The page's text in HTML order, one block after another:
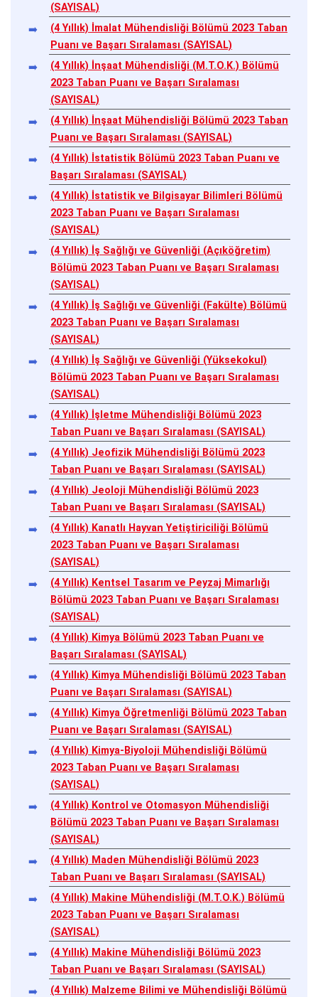
(SAYISAL)
(4 Yıllık) İmalat Mühendisliği Bölümü 2023 Taban
Puanı ve Başarı Sıralaması (SAYISAL)
(4 Yıllık) İnşaat Mühendisliği (M.T.O.K.) Bölümü
2023 Taban Puanı ve Başarı Sıralaması
(SAYISAL)
(4 Yıllık) İnşaat Mühendisliği Bölümü 2023 Taban
Puanı ve Başarı Sıralaması (SAYISAL)
(4 Yıllık) İstatistik Bölümü 2023 Taban Puanı ve
Başarı Sıralaması (SAYISAL)
(4 Yıllık) İstatistik ve Bilgisayar Bilimleri Bölümü
2023 Taban Puanı ve Başarı Sıralaması
(SAYISAL)
(4 Yıllık) İş Sağlığı ve Güvenliği (Açıköğretim)
Bölümü 2023 Taban Puanı ve Başarı Sıralaması
(SAYISAL)
(4 Yıllık) İş Sağlığı ve Güvenliği (Fakülte) Bölümü
2023 Taban Puanı ve Başarı Sıralaması
(SAYISAL)
(4 Yıllık) İş Sağlığı ve Güvenliği (Yüksekokul)
Bölümü 2023 Taban Puanı ve Başarı Sıralaması
(SAYISAL)
(4 Yıllık) İşletme Mühendisliği Bölümü 2023
Taban Puanı ve Başarı Sıralaması (SAYISAL)
(4 Yıllık) Jeofizik Mühendisliği Bölümü 2023
Taban Puanı ve Başarı Sıralaması (SAYISAL)
(4 Yıllık) Jeoloji Mühendisliği Bölümü 2023
Taban Puanı ve Başarı Sıralaması (SAYISAL)
(4 Yıllık) Kanatlı Hayvan Yetiştiriciliği Bölümü
2023 Taban Puanı ve Başarı Sıralaması
(SAYISAL)
(4 Yıllık) Kentsel Tasarım ve Peyzaj Mimarlığı
Bölümü 2023 Taban Puanı ve Başarı Sıralaması
(SAYISAL)
(4 Yıllık) Kimya Bölümü 2023 Taban Puanı ve
Başarı Sıralaması (SAYISAL)
(4 Yıllık) Kimya Mühendisliği Bölümü 2023 Taban
Puanı ve Başarı Sıralaması (SAYISAL)
(4 Yıllık) Kimya Öğretmenliği Bölümü 2023 Taban
Puanı ve Başarı Sıralaması (SAYISAL)
(4 Yıllık) Kimya-Biyoloji Mühendisliği Bölümü
2023 Taban Puanı ve Başarı Sıralaması
(SAYISAL)
(4 Yıllık) Kontrol ve Otomasyon Mühendisliği
Bölümü 2023 Taban Puanı ve Başarı Sıralaması
(SAYISAL)
(4 Yıllık) Maden Mühendisliği Bölümü 2023
Taban Puanı ve Başarı Sıralaması (SAYISAL)
(4 Yıllık) Makine Mühendisliği (M.T.O.K.) Bölümü
2023 Taban Puanı ve Başarı Sıralaması
(SAYISAL)
(4 Yıllık) Makine Mühendisliği Bölümü 2023
Taban Puanı ve Başarı Sıralaması (SAYISAL)
(4 Yıllık) Malzeme Bilimi ve Mühendisliği Bölümü